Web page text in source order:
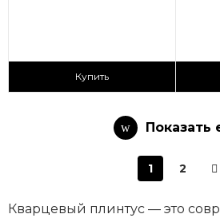
Купить
Показать
1 2
Кварцевый плинтус — это